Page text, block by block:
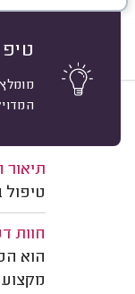
יובל
תיאור
חוות
הוא